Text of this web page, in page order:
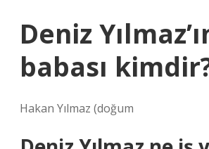
Deniz
babası
Hakan Yılmaz (doğum